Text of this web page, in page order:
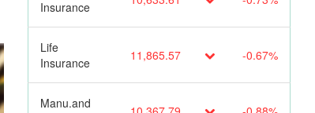
Insurance
Life
Insurance
11,865.57 -0.67%
Manu.and